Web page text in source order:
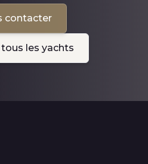
contacter
les yachts